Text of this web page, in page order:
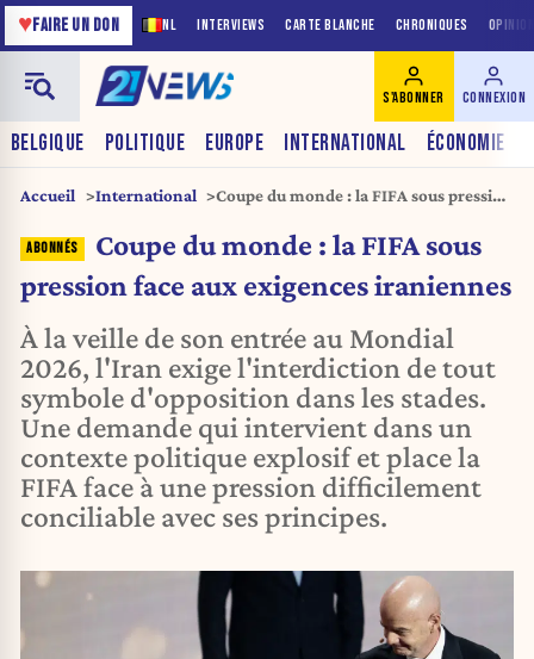
NL INTERVIEWS CARTE BLANCHE CHRONIQUES
♥FAIRE UN DON
BELGIQUE POLITIQUE EUROPE INTERNATIONAL ÉCONOMIE
S'ABONNER CONNEXION
Accueil International
Coupe du monde : la FIFA sous pression
Coupe du monde : la FIFA sous
pression face aux exigences iraniennes
À la veille de son entrée au Mondial
2026, l'Iran exige l'interdiction de tout
symbole d'opposition dans les stades.
Une demande qui intervient dans un
contexte politique explosif et place la
FIFA face à une pression difficilement
conciliable avec ses principes.